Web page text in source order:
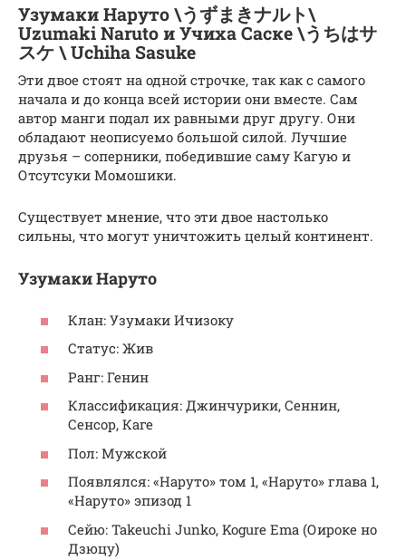
Узумаки Наруто \うずまきナルト\
Uzumaki Naruto и Учиха Саске \うちはサ
スケ \ Uchiha Sasuke
Эти двое стоят на одной строчке, так как с самого
начала и до конца всей истории они вместе. Сам
автор манги подал их равными друг другу. Они
обладают неописуемо большой силой. Лучшие
друзья – соперники, победившие саму Кагую и
Отсутсуки Момошики.
Существует мнение, что эти двое настолько
сильны, что могут уничтожить целый континент.
Узумаки Наруто
Клан: Узумаки Ичизоку
Статус: Жив
Ранг: Генин
Классификация: Джинчурики, Сеннин,
Сенсор, Каге
Пол: Мужской
Появлялся: «Наруто» том 1, «Наруто» глава 1,
«Наруто» эпизод 1
Сейю: Takeuchi Junko, Kogure Ema (Оироке но
Дзюцу)